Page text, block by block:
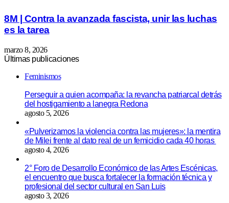
8M | Contra la avanzada fascista, unir las luchas
es la tarea
marzo 8, 2026
Últimas publicaciones
Feminismos
Perseguir a quien acompaña: la revancha patriarcal detrás
del hostigamiento a lanegra Redona
agosto 5, 2026
«Pulverizamos la violencia contra las mujeres»: la mentira
de Milei frente al dato real de un femicidio cada 40 horas
agosto 4, 2026
2° Foro de Desarrollo Económico de las Artes Escénicas,
el encuentro que busca fortalecer la formación técnica y
profesional del sector cultural en San Luis
agosto 3, 2026